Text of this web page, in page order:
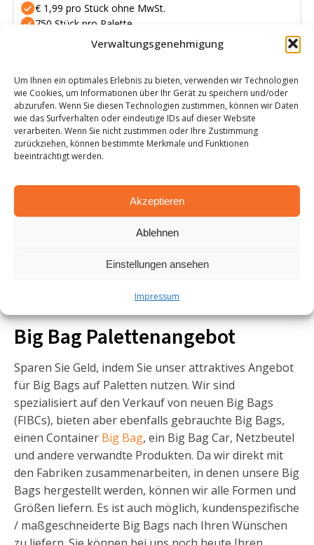
Verwaltungsgenehmigung
Um Ihnen ein optimales Erlebnis zu bieten, verwenden wir Technologien
wie Cookies, um Informationen über Ihr Gerät zu speichern und/oder
abzurufen. Wenn Sie diesen Technologien zustimmen, können wir Daten
wie das Surfverhalten oder eindeutige IDs auf dieser Website
verarbeiten. Wenn Sie nicht zustimmen oder Ihre Zustimmung
zurückziehen, können bestimmte Merkmale und Funktionen
beeinträchtigt werden.
Akzeptieren
Ablehnen
Einstellungen ansehen
Impressum
€ 1,99 pro Stück ohne MwSt.
750 Stück pro Palette
Mini Big Bag
Weitere Informationen
Big Bag Palette
Nutzen Sie unsere Palettenangebote und bestellen
Sie Ihre Big Bags auf Palette. Für Big Bags zu einem
wettbewerbsfähigen Preis sind Sie bei
von höchster Qualität! Fordern Sie bei
Big Bag Palettenangebot
Sparen Sie Geld, indem Sie unser attraktives Angebot
für Big Bags auf Paletten nutzen. Wir sind
spezialisiert auf den Verkauf von neuen Big Bags
(FIBCs), bieten aber ebenfalls gebrauchte Big Bags,
einen Container Big Bag, ein Big Bag Car, Netzbeutel
und andere verwandte Produkten. Da wir direkt mit
den Fabriken zusammenarbeiten, in denen unsere Big
Bags hergestellt werden, können wir alle Formen und
Größen liefern. Es ist auch möglich, kundenspezifische
/ maßgeschneiderte Big Bags nach Ihren Wünschen